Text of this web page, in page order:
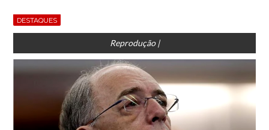
DESTAQUES
Reprodução |